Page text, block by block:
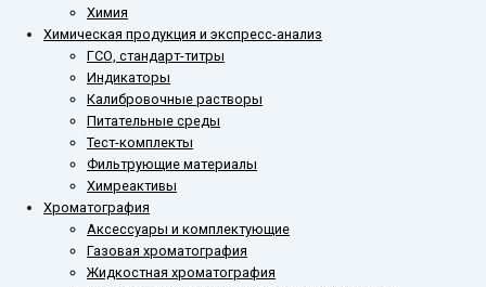
Химия
Химическая продукция и экспресс-анализ
ГСО, стандарт-титры
Индикаторы
Калибровочные растворы
Питательные среды
Тест-комплекты
Фильтрующие материалы
Химреактивы
Хроматография
Аксессуары и комплектующие
Газовая хроматография
Жидкостная хроматография